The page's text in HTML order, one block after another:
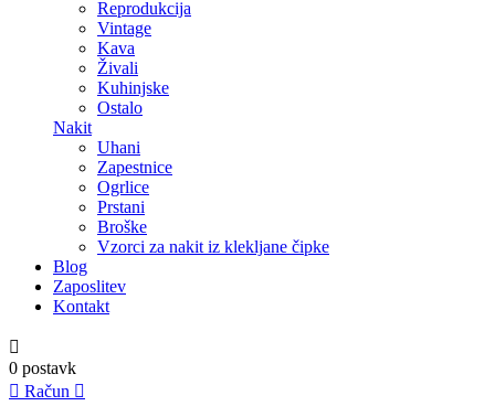
Reprodukcija
Vintage
Kava
Živali
Kuhinjske
Ostalo
Nakit
Uhani
Zapestnice
Ogrlice
Prstani
Broške
Vzorci za nakit iz klekljane čipke
Blog
Zaposlitev
Kontakt

0 postavk
 Račun 